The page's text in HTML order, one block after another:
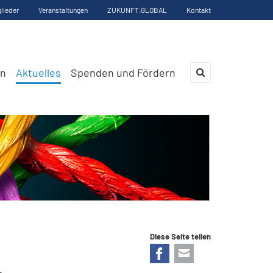
Veranstaltungen ZUKUNFT.GLOBAL Kontakt
Aktuelles Spenden und Fördern
Diese Seite teilen
Facebook